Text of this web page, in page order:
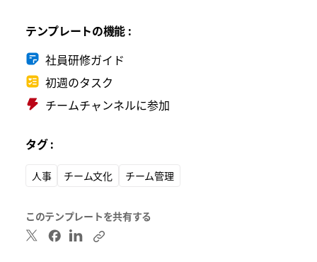
テンプレートの機能 :
社員研修ガイド
初週のタスク
チームチャンネルに参加
タグ :
人事 チーム文化 チーム管理
このテンプレートを共有する